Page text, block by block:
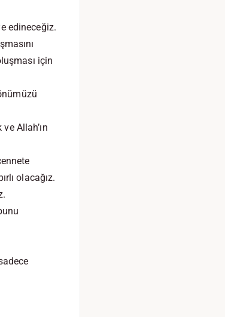
edineceğiz.
için
Allah’ın
olacağız.